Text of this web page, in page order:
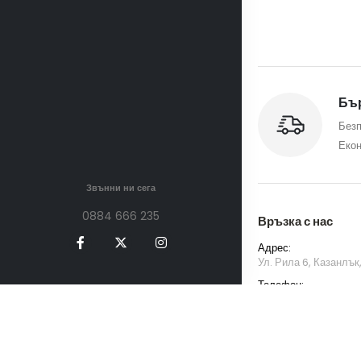
Звънни ни сега
0884 666 235 Връзка с нас
Адрес:
Ул. Рила 6,
Телефон: